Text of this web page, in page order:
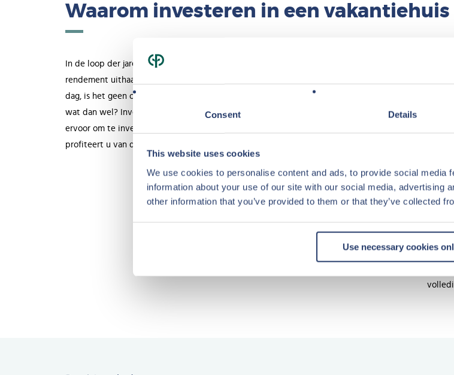
Consent Details
This website uses cookies
We use cookies to personalise content and ads, to provide social media
information about your use of our site with our social media, advertising
other information that you’ve provided to them or that they’ve collected
Use necessary cookies
Waarom investeren in een vakantiehuis
In de loop der jaren heeft u een vermogen opgebouwd, waar u graag een goed
rendement uithaalt. Met de belastingen en de stand van rentes van vandaag de
dag, is het geen optie om uw vermogen op een spaarrekening te laten staan. Maar
wat dan wel? Investeren in een vakantiehuis is dan een interessante keuze. Kiest u
ervoor om te investeren in een recreatiewoning van Center Parcs Vastgoed? Dan
profiteert u van de volgende voordelen
graag